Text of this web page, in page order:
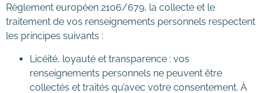
Règlement européen 2106/679, la collecte et le
traitement de vos renseignements personnels respectent
les principes suivants :
Licéité, loyauté et transparence : vos
renseignements personnels ne peuvent être
collectés et traités qu’avec votre consentement. À